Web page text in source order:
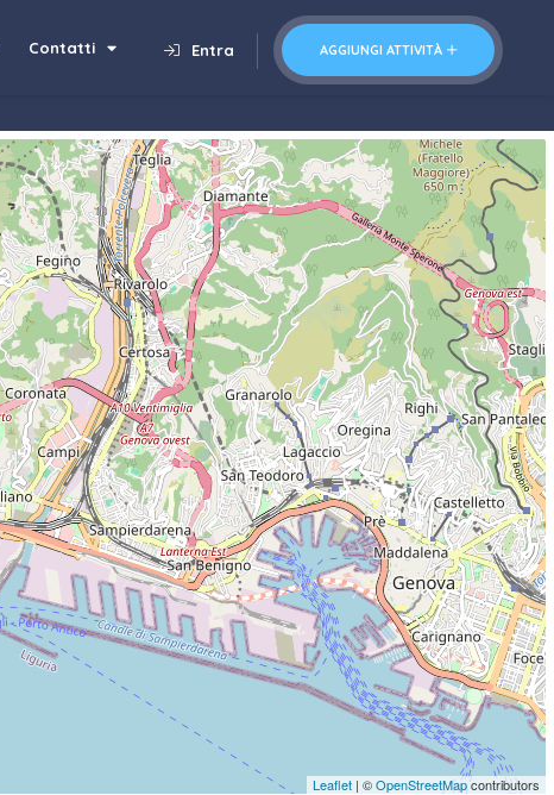
AGGIUNGI ATTIVITÀ
Entra
Contatti
Leaflet | ©OpenStreetMapcontributors